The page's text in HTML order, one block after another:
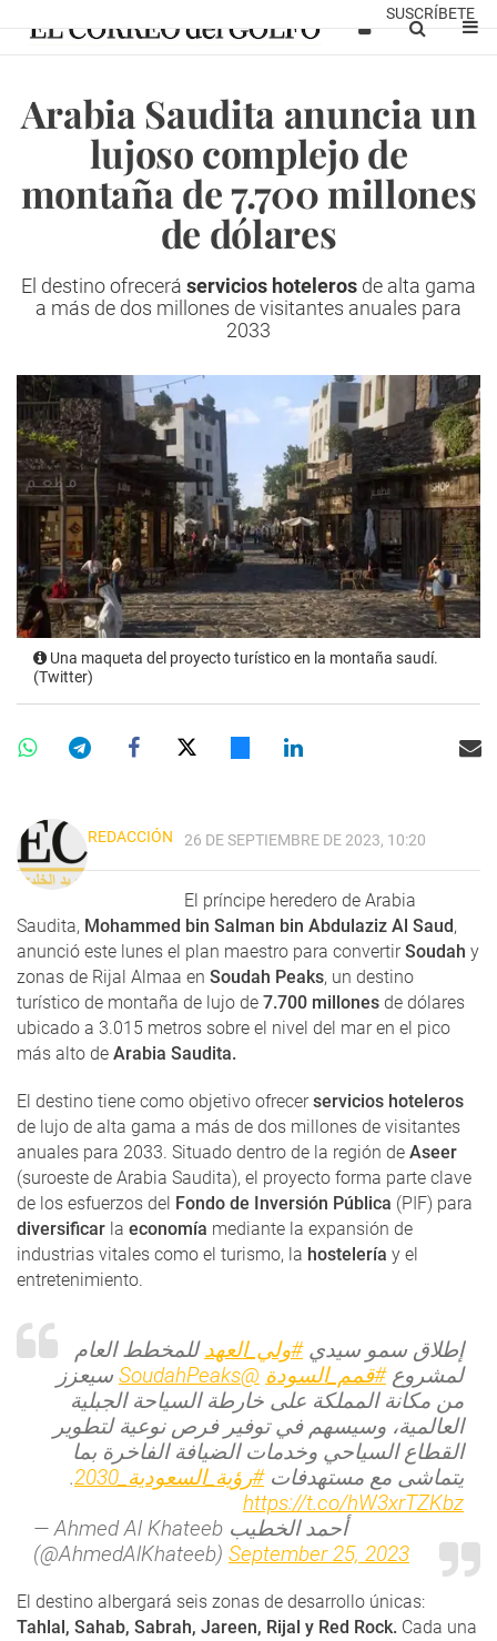
SUSCRÍBETE
Arabia Saudita anuncia un
lujoso complejo de
montaña de 7.700 millones
de dólares
El destino ofrecerá servicios hoteleros de alta gama
a más de dos millones de visitantes anuales para
2033
Una maqueta del proyecto turístico en la montaña saudí.
(Twitter)
REDACCIÓN 26 DE SEPTIEMBRE DE 2023, 10:20
El príncipe heredero de Arabia
Saudita, Mohammed bin Salman bin Abdulaziz Al Saud,
anunció este lunes el plan maestro para convertirSoudah y
zonas de Rijal Almaa en Soudah Peaks, un destino
turístico de montaña de lujo de 7.700 millones de dólares
ubicado a 3.015 metros sobre el nivel del mar en el pico
más alto de Arabia Saudita.
El destino tiene como objetivo ofrecerservicios hoteleros
de lujo de alta gama a más de dos millones de visitantes
anuales para 2033. Situado dentro de la región de Aseer
(suroeste de Arabia Saudita), el proyecto forma parte clave
de los esfuerzos del Fondo de Inversión Pública (PIF) para
diversificar la economía mediante la expansión de
industrias vitales como el turismo, la hostelería y el
entretenimiento.
إطلاق سمو سيدي#ولي_العهدللمخطط العام
لمشروع#قمم_السودة @SoudahPeaks
سيعزز
من مكانة المملكة على خارطة السياحة الجبلية
العالمية، وسيسهم في توفير فرص نوعية لتطوير
القطاع السياحي وخدمات الضيافة الفاخرة بما
يتماشى مع مستهدفات#رؤية_السعودية_2030
.
https://t.co/hW3xrTZKbz
— Ahmed Al Khateeb أحمد الخطيب
(@AhmedAlKhateeb) September 25, 2023
El destino albergará seis zonas de desarrollo únicas:
Tahlal, Sahab, Sabrah, Jareen, Rijal y Red Rock. Cada una